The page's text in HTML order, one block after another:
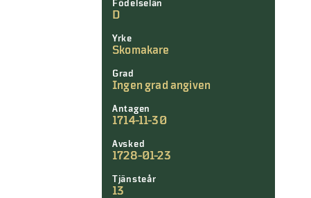
Födelselän
D
Yrke
Skomakare
Grad
Ingen grad angiven
Antagen
1714-11-30
Avsked
1728-01-23
Tjänsteår
13